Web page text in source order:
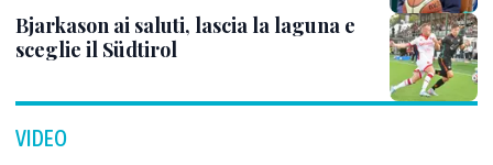
Bjarkason ai saluti, lascia la laguna e
sceglie il Südtirol
VIDEO